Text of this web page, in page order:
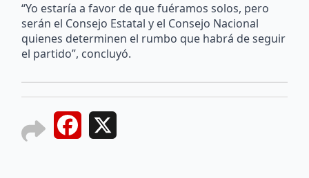
“Yo estaría a favor de que fuéramos solos, pero
serán el Consejo Estatal y el Consejo Nacional
quienes determinen el rumbo que habrá de seguir
el partido”, concluyó.
Facebook